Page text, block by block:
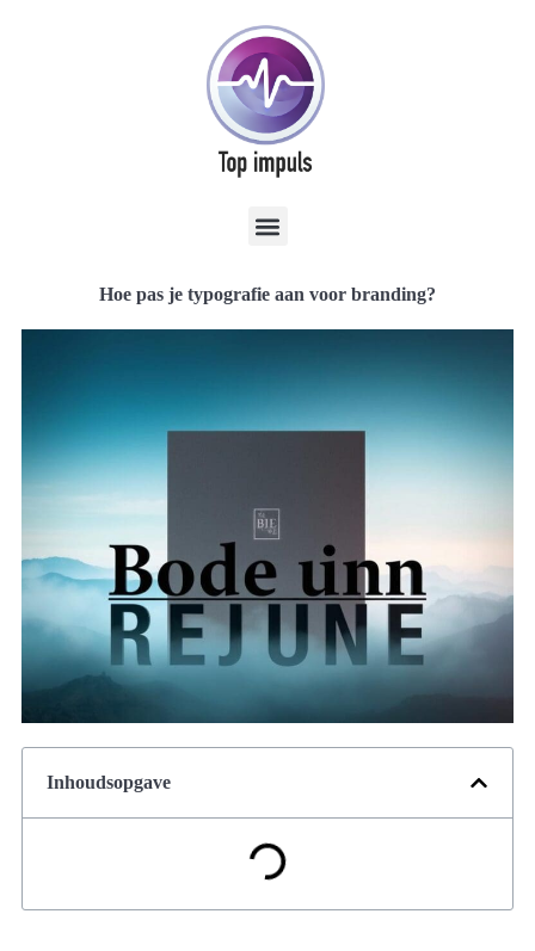
Hoe pas je typografie aan voor branding?
Inhoudsopgave